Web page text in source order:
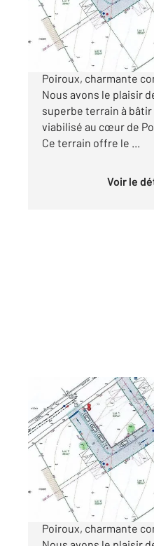
76 000
Découvrez une
Poiroux, charmante
Nous avons le plaisir
superbe terrain à
viabilisé au cœur de
Ce terrain offre le ...
Voir le
POIROUX 85
399 m2
Ref : 2438
Terrain à vendre
68 000
Découvrez une
Poiroux, charmante